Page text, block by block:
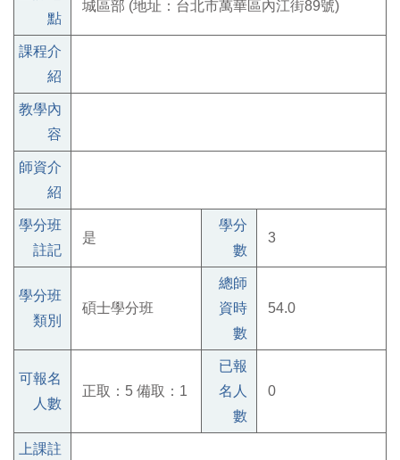
點
城區部 (地址：台北市萬華區內江街89號)
課程介
紹
教學內
容
師資介
紹
學分班
註記
是
學分
數
3
學分班
類別
碩士學分班
總師
資時
數
54.0
可報名
人數
正取：5 備取：1
已報
名人
數
0
上課註